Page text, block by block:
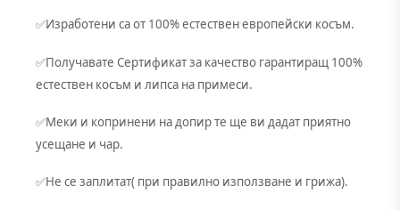
✅Изработени са от 100% естествен европейски косъм.
✅Получавате Сертификат за качество гарантиращ 100%
естествен косъм и липса на примеси.
✅Меки и копринени на допир те ще ви дадат приятно
усещане и чар.
✅Не се заплитат( при правилно използване и грижа).